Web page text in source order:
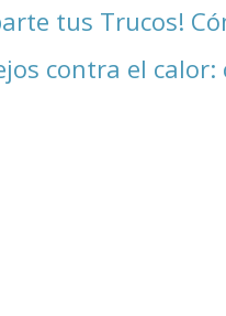
tus Trucos!
contra el